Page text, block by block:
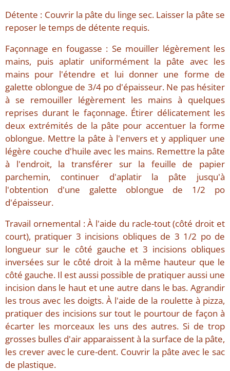
Détente : Couvrir la pâte du linge sec. Laisser la pâte se
reposer le temps de détente requis.
Façonnage en fougasse : Se mouiller légèrement les
mains, puis aplatir uniformément la pâte avec les
mains pour l'étendre et lui donner une forme de
galette oblongue de 3/4 po d'épaisseur. Ne pas hésiter
à se remouiller légèrement les mains à quelques
reprises durant le façonnage. Étirer délicatement les
deux extrémités de la pâte pour accentuer la forme
oblongue. Mettre la pâte à l'envers et y appliquer une
légère couche d'huile avec les mains. Remettre la pâte
à l'endroit, la transférer sur la feuille de papier
parchemin, continuer d'aplatir la pâte jusqu'à
l'obtention d'une galette oblongue de 1/2 po
d'épaisseur.
Travail ornemental : À l'aide du racle-tout (côté droit et
court), pratiquer 3 incisions obliques de 3 1/2 po de
longueur sur le côté gauche et 3 incisions obliques
inversées sur le côté droit à la même hauteur que le
côté gauche. Il est aussi possible de pratiquer aussi une
incision dans le haut et une autre dans le bas. Agrandir
les trous avec les doigts. À l'aide de la roulette à pizza,
pratiquer des incisions sur tout le pourtour de façon à
écarter les morceaux les uns des autres. Si de trop
grosses bulles d'air apparaissent à la surface de la pâte,
les crever avec le cure-dent. Couvrir la pâte avec le sac
de plastique.